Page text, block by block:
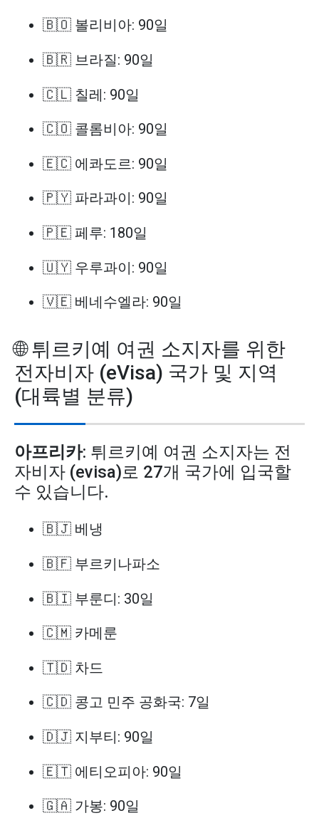
🇧🇴 볼리비아: 90일
🇧🇷 브라질: 90일
🇨🇱 칠레: 90일
🇨🇴 콜롬비아: 90일
🇪🇨 에콰도르: 90일
🇵🇾 파라과이: 90일
🇵🇪 페루: 180일
🇺🇾 우루과이: 90일
🇻🇪 베네수엘라: 90일
🌐 튀르키예 여권 소지자를 위한
전자비자 (eVisa) 국가 및 지역
(대륙별 분류)
아프리카: 튀르키예 여권 소지자는 전
자비자 (evisa)로 27개 국가에 입국할
수 있습니다.
🇧🇯 베냉
🇧🇫 부르키나파소
🇧🇮 부룬디: 30일
🇨🇲 카메룬
🇹🇩 차드
🇨🇩 콩고 민주 공화국: 7일
🇩🇯 지부티: 90일
🇪🇹 에티오피아: 90일
🇬🇦 가봉: 90일